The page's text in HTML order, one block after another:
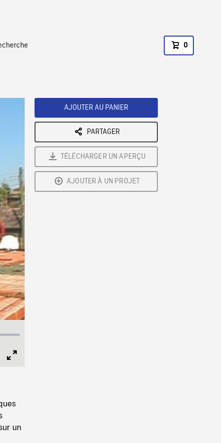
0
un
AJOUTER AU PANIER
PARTAGER
TÉLÉCHARGER UN APERÇU
AJOUTER À UN PROJET